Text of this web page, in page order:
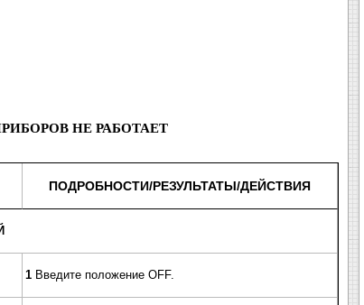
НЕ РАБОТАЕТ
ПОДРОБНОСТИ/РЕЗУЛЬТАТЫ/ДЕЙСТВИЯ
1 Введите положение OFF.